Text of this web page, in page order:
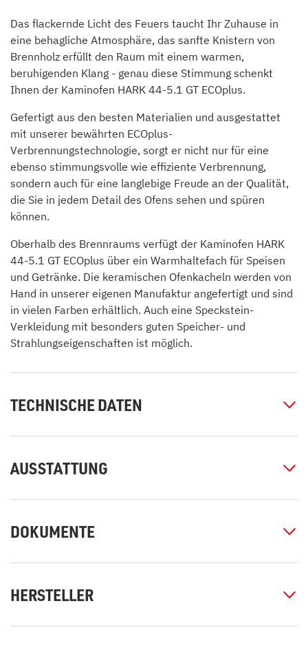
Das flackernde Licht des Feuers taucht Ihr Zuhause in
eine behagliche Atmosphäre, das sanfte Knistern von
Brennholz erfüllt den Raum mit einem warmen,
beruhigenden Klang - genau diese Stimmung schenkt
Ihnen der Kaminofen HARK 44-5.1 GT ECOplus.
Gefertigt aus den besten Materialien und ausgestattet
mit unserer bewährten ECOplus-
Verbrennungstechnologie, sorgt er nicht nur für eine
ebenso stimmungsvolle wie effiziente Verbrennung,
sondern auch für eine langlebige Freude an der Qualität,
die Sie in jedem Detail des Ofens sehen und spüren
können.
Oberhalb des Brennraums verfügt der Kaminofen HARK
44-5.1 GT ECOplus über ein Warmhaltefach für Speisen
und Getränke. Die keramischen Ofenkacheln werden von
Hand in unserer eigenen Manufaktur angefertigt und sind
in vielen Farben erhältlich. Auch eine Speckstein-
Verkleidung mit besonders guten Speicher- und
Strahlungseigenschaften ist möglich.
TECHNISCHE DATEN
AUSSTATTUNG
DOKUMENTE
HERSTELLER